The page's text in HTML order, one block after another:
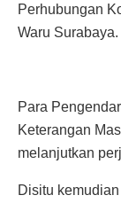
Perhubungan
Waru Surabaya.
Para
Keterangan
melanjutkan
Disitu